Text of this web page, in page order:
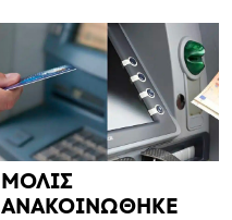
ΜΟΛΙΣ
ΑΝΑΚΟΙΝΩΘΗΚΕ